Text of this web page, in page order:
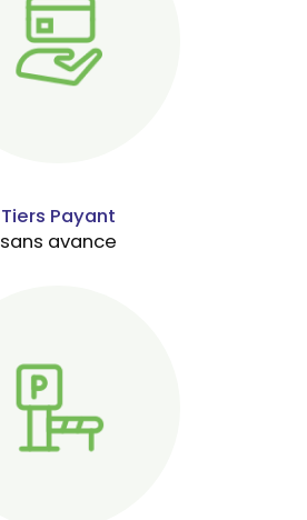
Tiers Payant
sans avance